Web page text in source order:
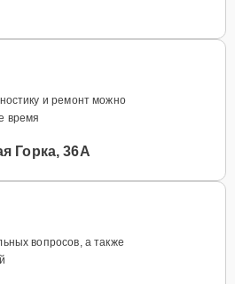
и ремонт можно
время
Горка, 36А
вопросов, а также